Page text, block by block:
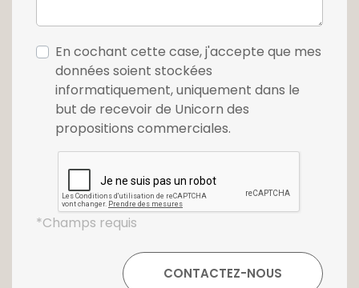
En cochant cette case, j'accepte que mes
données soient stockées
informatiquement, uniquement dans le
but de recevoir de Unicorn des
propositions commerciales.
*Champs requis